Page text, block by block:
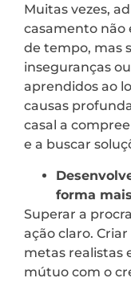
Muitas vezes,
casamento não
de tempo, mas
inseguranças
aprendidos ao
causas
casal a
e a buscar
forma
Superar a
ação claro.
metas realistas
mútuo com o